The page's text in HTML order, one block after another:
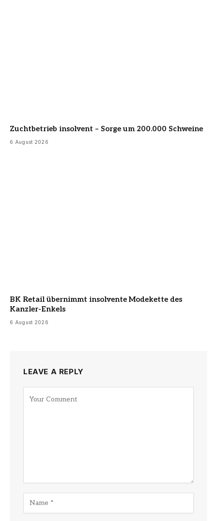
Zuchtbetrieb insolvent – Sorge um 200.000 Schweine
6 August 2026
BK Retail übernimmt insolvente Modekette des
Kanzler-Enkels
6 August 2026
LEAVE A REPLY